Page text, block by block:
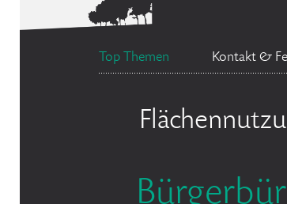
Top Themen Kontakt &